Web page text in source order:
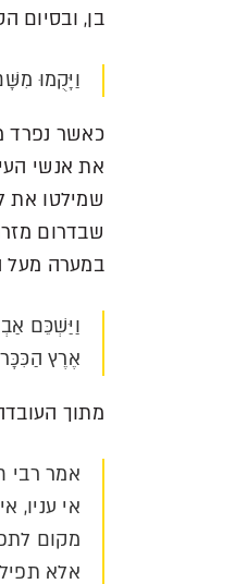
בן, ובסיום
וַיָּקֻמוּ
כאשר נפרד
את אנשי
שמילטו את
שבדרום
במערה מעל
וַיַּשְׁכֵּם
אֶרֶץ
מתוך
אמר רבי
אי עניו,
מקום
אלא